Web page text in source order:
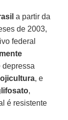
a partir da
de 2003,
federal
depressa
, e
,
é resistente